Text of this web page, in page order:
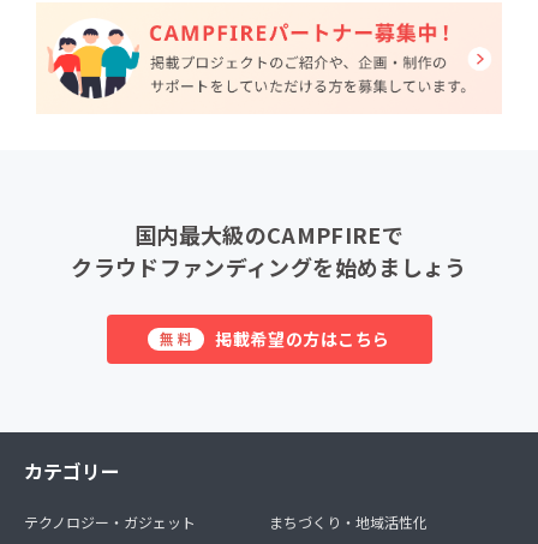
国内最大級のCAMPFIREで
クラウドファンディングを始めましょう
無料 掲載希望の方はこちら
カテゴリー
テクノロジー・ガジェット
まちづくり・地域活性化